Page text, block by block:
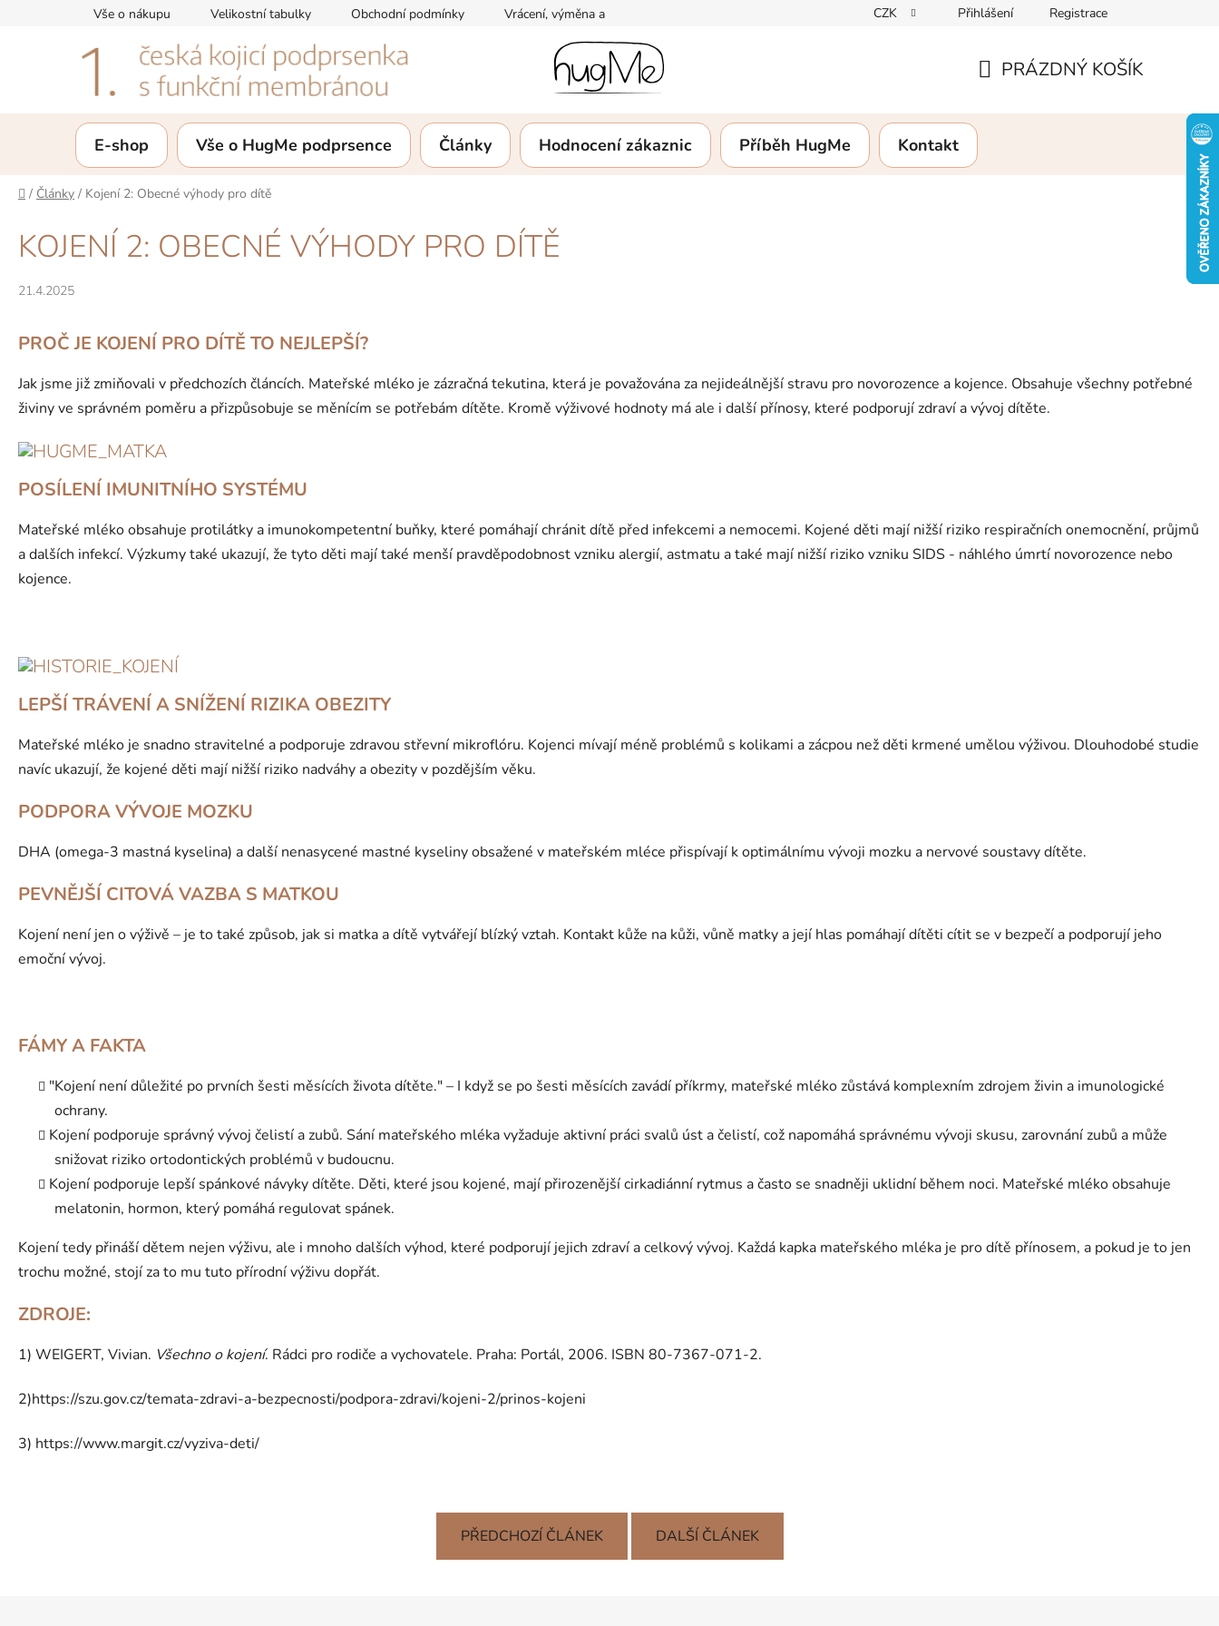
Vše o nákupu Velikostní tabulky Obchodní podmínky Vrácení, výměna a reklamace zboží Podmínky ochrany osobních údajů Formulář pro vrácení zboží
CZK Přihlášení Registrace
KOŠÍK
PRÁZDNÝ KOŠÍK
E-shop Vše o HugMe podprsence Články Hodnocení zákaznic Příběh HugMe Kontakt
Domů
/ Články / Kojení 2: Obecné výhody pro dítě
KOJENÍ 2: OBECNÉ VÝHODY PRO DÍTĚ
21.4.2025
PROČ JE KOJENÍ PRO DÍTĚ TO NEJLEPŠÍ?
Jak jsme již zmiňovali v předchozích článcích. Mateřské mléko je zázračná tekutina, která je považována za nejideálnější stravu pro novorozence a kojence. Obsahuje všechny potřebné
živiny ve správném poměru a přizpůsobuje se měnícím se potřebám dítěte. Kromě výživové hodnoty má ale i další přínosy, které podporují zdraví a vývoj dítěte.
POSÍLENÍ IMUNITNÍHO SYSTÉMU
Mateřské mléko obsahuje protilátky a imunokompetentní buňky, které pomáhají chránit dítě před infekcemi a nemocemi. Kojené děti mají nižší riziko respiračních onemocnění, průjmů
a dalších infekcí. Výzkumy také ukazují, že tyto děti mají také menší pravděpodobnost vzniku alergií, astmatu a také mají nižší riziko vzniku SIDS - náhlého úmrtí novorozence nebo
kojence.
LEPŠÍ TRÁVENÍ A SNÍŽENÍ RIZIKA OBEZITY
Mateřské mléko je snadno stravitelné a podporuje zdravou střevní mikroflóru. Kojenci mívají méně problémů s kolikami a zácpou než děti krmené umělou výživou. Dlouhodobé studie
navíc ukazují, že kojené děti mají nižší riziko nadváhy a obezity v pozdějším věku.
PODPORA VÝVOJE MOZKU
DHA (omega-3 mastná kyselina) a další nenasycené mastné kyseliny obsažené v mateřském mléce přispívají k optimálnímu vývoji mozku a nervové soustavy dítěte.
PEVNĚJŠÍ CITOVÁ VAZBA S MATKOU
Kojení není jen o výživě – je to také způsob, jak si matka a dítě vytvářejí blízký vztah. Kontakt kůže na kůži, vůně matky a její hlas pomáhají dítěti cítit se v bezpečí a podporují jeho
emoční vývoj.
FÁMY A FAKTA
"Kojení není důležité po prvních šesti měsících života dítěte." – I když se po šesti měsících zavádí příkrmy, mateřské mléko zůstává komplexním zdrojem živin a imunologické
ochrany.
Kojení podporuje správný vývoj čelistí a zubů. Sání mateřského mléka vyžaduje aktivní práci svalů úst a čelistí, což napomáhá správnému vývoji skusu, zarovnání zubů a může
snižovat riziko ortodontických problémů v budoucnu.
Kojení podporuje lepší spánkové návyky dítěte. Děti, které jsou kojené, mají přirozenější cirkadiánní rytmus a často se snadněji uklidní během noci. Mateřské mléko obsahuje
melatonin, hormon, který pomáhá regulovat spánek.
Kojení tedy přináší dětem nejen výživu, ale i mnoho dalších výhod, které podporují jejich zdraví a celkový vývoj. Každá kapka mateřského mléka je pro dítě přínosem, a pokud je to jen
trochu možné, stojí za to mu tuto přírodní výživu dopřát.
ZDROJE:
1) WEIGERT, Vivian. Všechno o kojení. Rádci pro rodiče a vychovatele. Praha: Portál, 2006. ISBN 80-7367-071-2.
2)https://szu.gov.cz/temata-zdravi-a-bezpecnosti/podpora-zdravi/kojeni-2/prinos-kojeni
3) https://www.margit.cz/vyziva-deti/
PŘEDCHOZÍ ČLÁNEK DALŠÍ ČLÁNEK